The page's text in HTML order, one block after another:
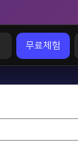
무료체험